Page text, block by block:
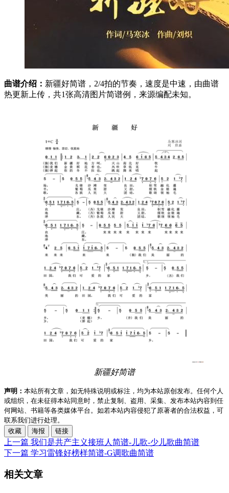
曲谱介绍： 新疆好简谱，2/4拍的节奏，速度是中速，由曲谱
热更新上传，共1张高清图片简谱例，来源编配未知。
新疆好简谱
声明： 本站所有文章，如无特殊说明或标注，均为本站原创发布。任何个人
或组织，在未征得本站同意时，禁止复制、盗用、采集、发布本站内容到任
何网站、书籍等各类媒体平台。如若本站内容侵犯了原著者的合法权益，可
联系我们进行处理。
收藏
海报 链接
上一篇 我们是共产主义接班人简谱-儿歌-少儿歌曲简谱
下一篇 学习雷锋好榜样简谱-G调歌曲简谱
相关文章